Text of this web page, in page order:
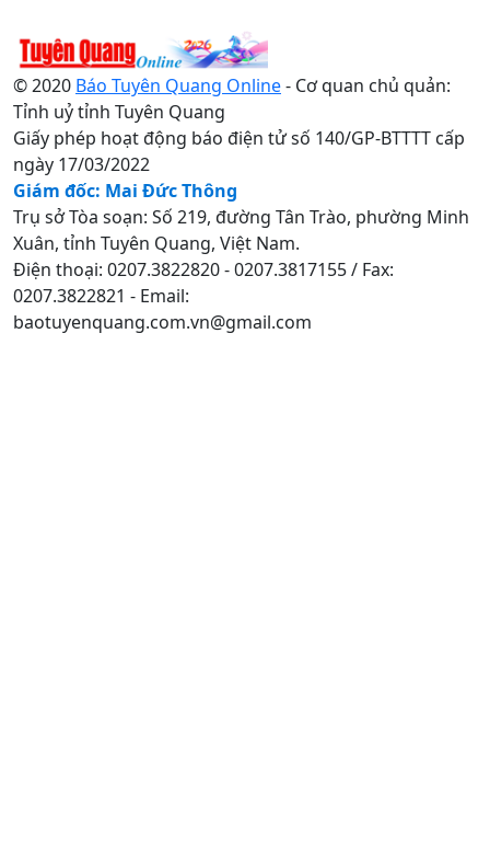
© 2020 Báo Tuyên Quang Online- Cơ quan chủ quản:
Tỉnh uỷ tỉnh Tuyên Quang
Giấy phép hoạt động báo điện tử số 140/GP-BTTTT cấp
ngày 17/03/2022
Giám đốc: Mai Đức Thông
Trụ sở Tòa soạn: Số 219, đường Tân Trào, phường Minh
Xuân, tỉnh Tuyên Quang, Việt Nam.
Điện thoại: 0207.3822820 - 0207.3817155 / Fax:
0207.3822821 - Email:
baotuyenquang.com.vn@gmail.com